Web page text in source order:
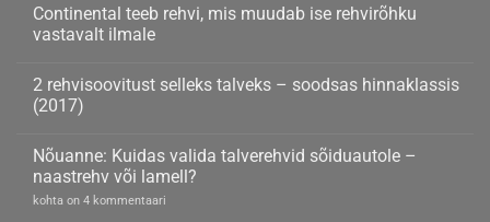
laias
valikus
talverehve
ei
ole
Continental teeb rehvi, mis muudab ise rehvirõhku
vastavalt ilmale
rehvi,
mis
muudab
vastavalt
ei
ole
2 rehvisoovitust selleks talveks – soodsas hinnaklassis
(2017)
selleks
–
soodsas
ei
ole
Nõuanne: Kuidas valida talverehvid sõiduautole –
naastrehv või lamell?
Nõuanne:
kohta on 4 kommentaari